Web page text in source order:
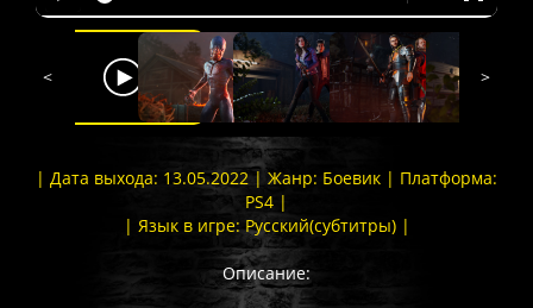
< >
| Дата выхода: 13.05.2022 | Жанр: Боевик | Платформа:
PS4 |
| Язык в игре: Русский(субтитры) |
Описание: